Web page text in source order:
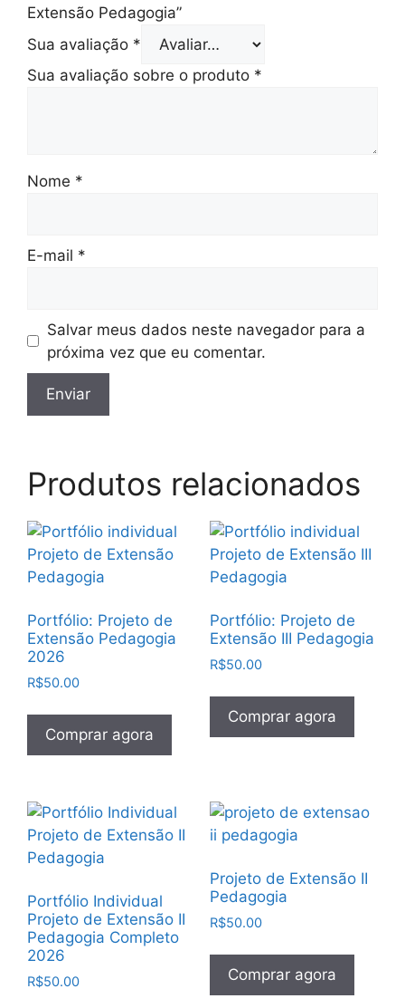
Extensão Pedagogia”
Sua avaliação *
Sua avaliação sobre o produto *
Nome *
E-mail *
Salvar meus dados neste navegador para a
próxima vez que eu comentar.
Produtos relacionados
Portfólio: Projeto de
Extensão Pedagogia
2026
R$50.00
Comprar agora
Portfólio: Projeto de
Extensão III Pedagogia
R$50.00
Comprar agora
Portfólio Individual
Projeto de Extensão II
Pedagogia Completo
2026
R$50.00
Projeto de Extensão II
Pedagogia
R$50.00
Comprar agora